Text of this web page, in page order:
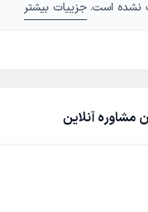
نشده است. جزییات بیشتر
مشاوره آنلاین